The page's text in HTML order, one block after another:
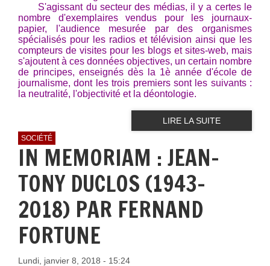
S'agissant du secteur des médias, il y a certes le
nombre d'exemplaires vendus pour les journaux-
papier, l'audience mesurée par des organismes
spécialisés pour les radios et télévision ainsi que les
compteurs de visites pour les blogs et sites-web, mais
s'ajoutent à ces données objectives, un certain nombre
de principes, enseignés dès la 1è année d'école de
journalisme, dont les trois premiers sont les suivants :
la neutralité, l'objectivité et la déontologie.
LIRE LA SUITE
SOCIÉTÉ
IN MEMORIAM : JEAN-
TONY DUCLOS (1943-
2018) PAR FERNAND
FORTUNE
Lundi, janvier 8, 2018 - 15:24